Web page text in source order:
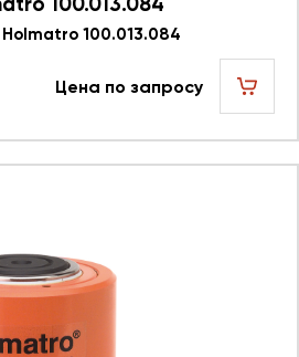
100.013.084
Цена по запросу